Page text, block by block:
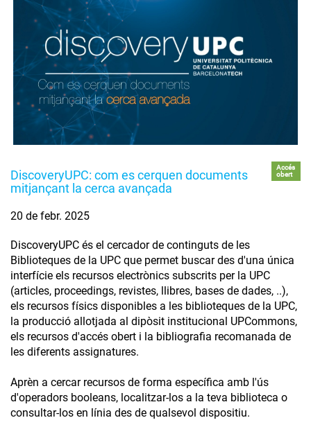
DiscoveryUPC: com es cerquen documents
mitjançant la cerca avançada
Accés
obert
20 de febr. 2025
DiscoveryUPC és el cercador de continguts de les
Biblioteques de la UPC que permet buscar des d'una única
interfície els recursos electrònics subscrits per la UPC
(articles, proceedings, revistes, llibres, bases de dades, ..),
els recursos físics disponibles a les biblioteques de la UPC,
la producció allotjada al dipòsit institucional UPCommons,
els recursos d'accés obert i la bibliografia recomanada de
les diferents assignatures.
Aprèn a cercar recursos de forma específica amb l'ús
d'operadors booleans, localitzar-los a la teva biblioteca o
consultar-los en línia des de qualsevol dispositiu.